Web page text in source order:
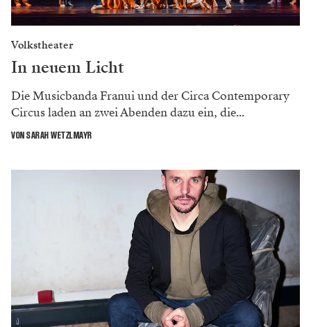
Volkstheater
In neuem Licht
Die Musicbanda Franui und der Circa Contemporary
Circus laden an zwei Abenden dazu ein, die...
VON SARAH WETZLMAYR